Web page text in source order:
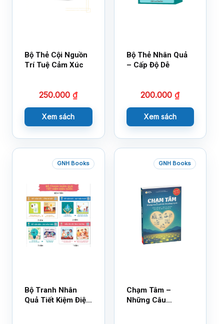
Bộ Thẻ Cội Nguồn
Trí Tuệ Cảm Xúc
250.000₫
Xem sách
Bộ Thẻ Nhân Quả
– Cấp Độ Dễ
200.000₫
Xem sách
GNH Books
Bộ Tranh Nhân
Quả Tiết Kiệm Điện
GNH Books
Chạm Tâm –
Những Câu